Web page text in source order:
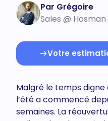
Par Grégoire
Sales @ Hosman
Votre
Malgré le temps digne
l’été a commencé
semaines. La